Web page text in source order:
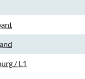
/ L1